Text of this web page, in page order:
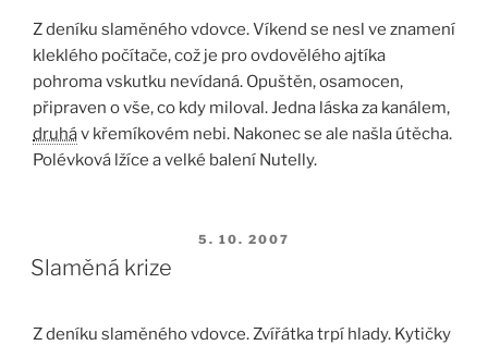
Z deníku slaměného vdovce. Víkend se nesl ve znamení
kleklého počítače, což je pro ovdovělého ajtíka
pohroma vskutku nevídaná. Opuštěn, osamocen,
připraven o vše, co kdy miloval. Jedna láska za kanálem,
druháv křemíkovém nebi. Nakonec se ale našla útěcha.
Polévková lžíce a velké balení Nutelly.
PUBLIKOVÁNO
5. 10. 2007
Slaměná krize
Z deníku slaměného vdovce. Zvířátka trpí hlady. Kytičky